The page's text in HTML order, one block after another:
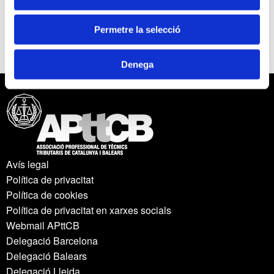
Permetre la selecció
Denega
gravamen i eliminant incentius fiscals.
Avís legal
Política de privacitat
Política de cookies
Política de privacitat en xarxes socials
Webmail APttCB
Delegació Barcelona
Delegació Balears